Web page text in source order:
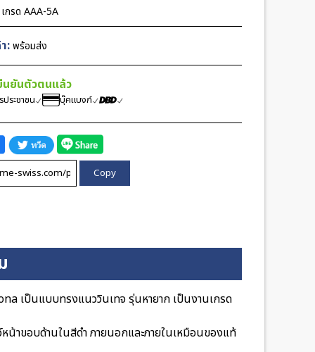
กรด AAA-5A
:พร้อมส่ง
นยันตัวตนแล้ว
ระชาชน บุ๊คแบงก์
Copy
เป็นแบบทรงแนววินเทจ รุ่นหายาก เป็นงานเกรด
น้าขอบด้านในสีดำ ภายนอกและภายในเหมือนของแท้